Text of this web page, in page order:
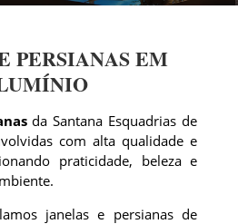
PERSIANAS EM
da Santana Esquadrias de
com alta qualidade e
praticidade, beleza e
janelas e persianas de